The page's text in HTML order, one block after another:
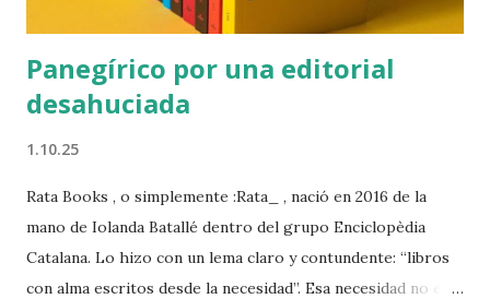
Panegírico por una editorial
desahuciada
1.10.25
Rata Books , o simplemente :Rata_ , nació en 2016 de la
mano de Iolanda Batallé dentro del grupo Enciclopèdia
Catalana. Lo hizo con un lema claro y contundente: “libros
con alma escritos desde la necesidad”. Esa necesidad no era